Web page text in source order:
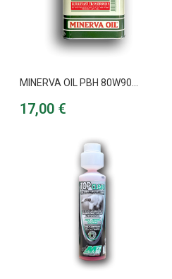
MINERVA OIL PBH 80W90...
Prix
17,00 €